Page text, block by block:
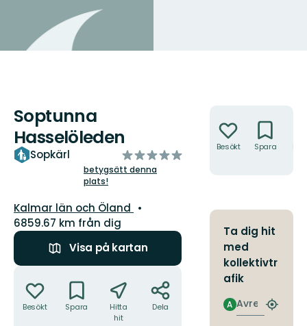
Soptunna
Hasselöleden
Sopkärl
av
5
betygsätt denna
plats!
Län:
Kalmar län och Öland
6859.67 km från dig
Visa på kartan
Besökt Spara
Hitta
hit
Dela
Besökt Spara
Ta dig hit
med
kollektivtr
afik
Avresa
A
Hitta